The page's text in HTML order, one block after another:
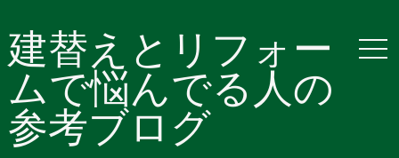
建替えとリフォー
ムで悩んでる人の
参考ブログ